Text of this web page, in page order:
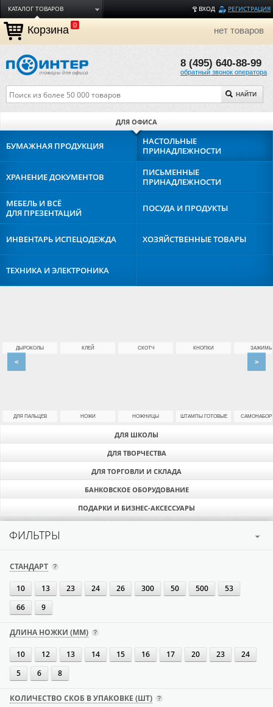
ВХОД РЕГИСТРАЦИЯ
КАТАЛОГ ТОВАРОВ
ДОСТАВКА
ОПЛАТА
ТОРГОВЫЕ МАРКИ
О КОМПАНИИ
Корзина 0 нет товаров
8 (495) 640-88-99
обратный звонок оператора
НАЙТИ
ДЛЯ ОФИСА
ДЛЯ ШКОЛЫ
ДЛЯ ТВОРЧЕСТВА
ДЛЯ ТОРГОВЛИ И СКЛАДА
БАНКОВСКОЕ ОБОРУДОВАНИЕ
ПОДАРКИ И БИЗНЕС-АКСЕССУАРЫ
БУМАЖНАЯ ПРОДУКЦИЯ
НАСТОЛЬНЫЕ
ПРИНАДЛЕЖНОСТИ
ХРАНЕНИЕДОКУМЕНТОВ
ПИСЬМЕННЫЕ
ПРИНАДЛЕЖНОСТИ
МЕБЕЛЬ И ВСЁ
ДЛЯ ПРЕЗЕНТАЦИЙ
ПОСУДА И ПРОДУКТЫ
ИНВЕНТАРЬ ИСПЕЦОДЕЖДА ХОЗЯЙСТВЕННЫЕТОВАРЫ
ТЕХНИКА ИЭЛЕКТРОНИКА
ДЫРОКОЛЫ КЛЕЙ СКОТЧ КНОПКИ ЗАЖИМЫ
ДЛЯ ПАЛЬЦЕВ НОЖИ НОЖНИЦЫ ШТАМПЫ ГОТОВЫЕ
< >
ФИЛЬТРЫ
СТАНДАРТ
10 13 23 24 26 300 50 500
53
66
9
ДЛИНА НОЖКИ (ММ)
10 12 13 14 15 16 17 20 23
24
5
6 8
КОЛИЧЕСТВО СКОБ В УПАКОВКЕ (ШТ)